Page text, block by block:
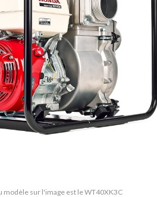
modèle sur l'image est le WT40XK3C